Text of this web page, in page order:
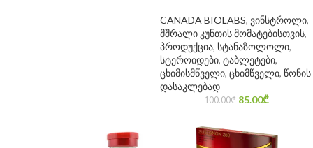
CANADA BIOLABS, ვინსტროლი,
მშრალი კუნთის მომატებისთვის,
პროდუქცია, სტანაზოლოლი,
სტეროიდები, ტაბლეტები,
ცხიმისმწველი, ცხიმწველი, წონის
დასაკლებად
100.00₾ 85.00₾